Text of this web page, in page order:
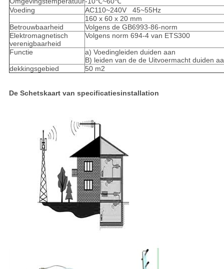
Voeding
AC110~240V 45~55Hz
160 x 60 x 20 mm
Betrouwbaarheid
Volgens de GB6993-86-norm
Elektromagnetisch
verenigbaarheid
Volgens norm 694-4 van ETS300
Functie
a) Voedingleiden duiden aan
B) leiden van de de Uitvoermacht duiden
dekkingsgebied
50 m2
De Schetskaart van specificatiesinstallation